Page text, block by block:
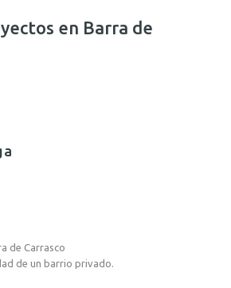
en Barra de
de Carrasco
de un barrio privado.